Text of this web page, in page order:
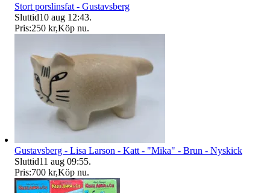
Stort porslinsfat - Gustavsberg
Sluttid10 aug 12:43.
Pris:250 kr,Köp nu.
Gustavsberg - Lisa Larson - Katt - "Mika" - Brun - Nyskick
Sluttid11 aug 09:55.
Pris:700 kr,Köp nu.